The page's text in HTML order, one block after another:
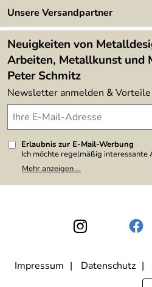
Newsletter
Lieferbedingungen
Kundenbewertungen (394)
4,9/5
Unsere Versandpartner
Neuigkeiten von
Arbeiten, Metallkunst und
Peter Schmitz
Newsletter anmelden & Vorteile
Erlaubnis zur E-Mail-Werbung
Ich möchte regelmäßig
Meine E-Mail-Adresse wird nicht an
weitergegeben. Zu statistischen
den Link "Abmelden" am Ende des
Datenschutzerklärung
habe ich zur
Mehr anzeigen ...
Impressum Datenschutz